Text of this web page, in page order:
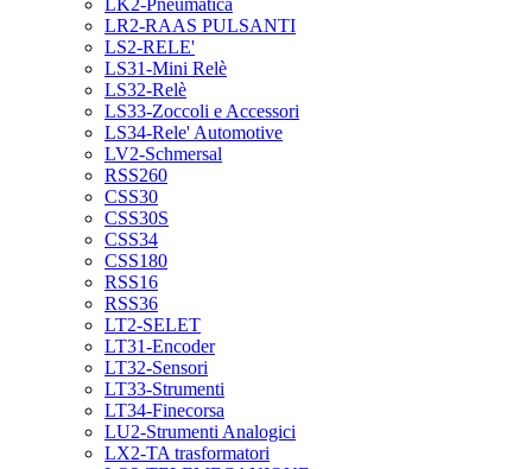
LK2-Pneumatica
LR2-RAAS PULSANTI
LS2-RELE'
LS31-Mini Relè
LS32-Relè
LS33-Zoccoli e Accessori
LS34-Rele' Automotive
LV2-Schmersal
RSS260
CSS30
CSS30S
CSS34
CSS180
RSS16
RSS36
LT2-SELET
LT31-Encoder
LT32-Sensori
LT33-Strumenti
LT34-Finecorsa
LU2-Strumenti Analogici
LX2-TA trasformatori